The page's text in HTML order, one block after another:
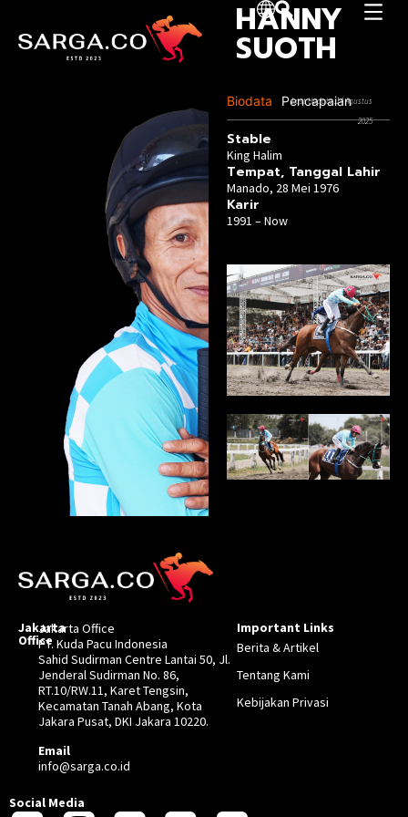
HANNY
SUOTH
Biodata Pencapaian
Stable
King Halim
Tempat, Tanggal Lahir​
Manado, 28 Mei 1976
Karir
1991 – Now
Last Update :14 Agustus
2025
Jakarta
Office
Jakarta Office
PT. Kuda Pacu Indonesia
Sahid Sudirman Centre Lantai 50, Jl.
Jenderal Sudirman No. 86,
RT.10/RW.11, Karet Tengsin,
Kecamatan Tanah Abang, Kota
Jakara Pusat, DKI Jakara 10220.
Email
info@sarga.co.id
Important Links
Berita & Artikel
Tentang Kami
Kebijakan Privasi
Social Media